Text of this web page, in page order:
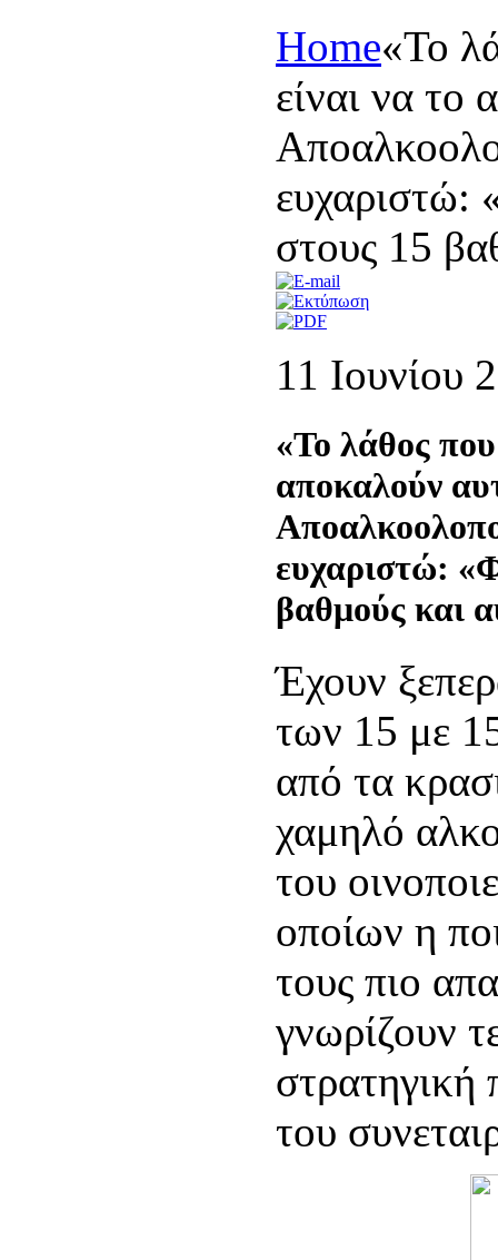
Home«Το
είναι να το
ευχαριστώ:
στους 15
11 Ιουνίου
«Το λάθος που
αποκαλούν
ευχαριστώ:
βαθμούς και
Έχουν
των 15 με
από τα
χαμηλό
του
οποίων η
τους πιο
γνωρίζουν
στρατηγική
του